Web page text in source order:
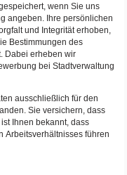
wenn Sie uns
angeben. Ihre persönlichen
und Integrität erhoben,
Bestimmungen des
Dabei erheben wir
bei Stadtverwaltung
ausschließlich für den
Sie versichern, dass
Ihnen bekannt, dass
Arbeitsverhältnisses führen